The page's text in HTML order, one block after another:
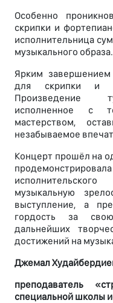
Особенно
скрипки и
исполнительница
музыкального образа.
Ярким
для скрипки и
Произведение
исполненное с
мастерством,
незабываемое
Концерт прошёл на
музыкальную
выступление, а
гордость за
дальнейших
достижений на
Джемал
преподаватель
специальной школы